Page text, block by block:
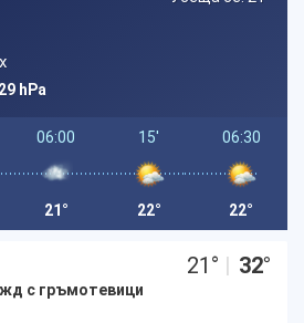
hPa
06:00
21°
15'
22°
06:30
22°
с гръмотевици
21 ° | 32°